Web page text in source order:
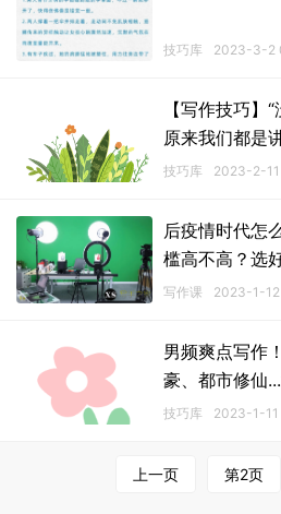
技巧库 2023-3-2
【写作技巧】
原来我们都是
技巧库 2023-2-
后疫情时代怎
槛高不高？选
写作课 2023-1-12
男频爽点写作
豪、都市修仙
技巧库 2023-1-11
上一页 第2页